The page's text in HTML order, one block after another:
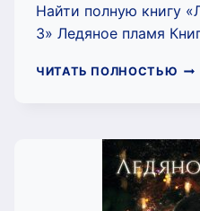
Найти полную книгу
3» Ледяное пламя
ЧИТАТЬ ПОЛНОСТЬЮ